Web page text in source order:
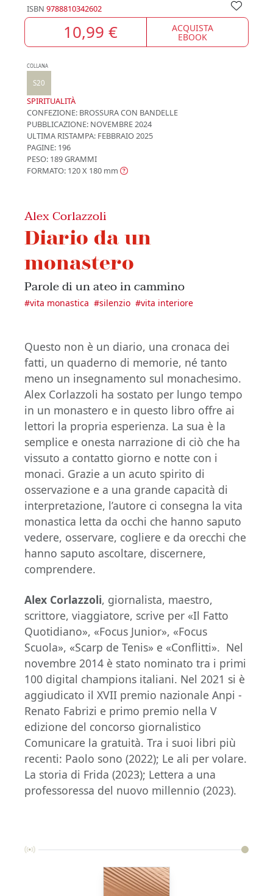
ISBN 9788810342602
10,99 € ACQUISTA
EBOOK
COLLANA
S20
SPIRITUALITÀ
CONFEZIONE: BROSSURA CON BANDELLE
PUBBLICAZIONE: NOVEMBRE 2024
ULTIMA RISTAMPA: FEBBRAIO 2025
PAGINE: 196
PESO: 189 GRAMMI
FORMATO: 120 X 180 mm
Alex Corlazzoli
Diario da un
monastero
Parole di un ateo in cammino
#vita monastica #silenzio #vita interiore
Questo non è un diario, una cronaca dei
fatti, un quaderno di memorie, né tanto
meno un insegnamento sul monachesimo.
Alex Corlazzoli ha sostato per lungo tempo
in un monastero e in questo libro offre ai
lettori la propria esperienza. La sua è la
semplice e onesta narrazione di ciò che ha
vissuto a contatto giorno e notte con i
monaci. Grazie a un acuto spirito di
osservazione e a una grande capacità di
interpretazione, l’autore ci consegna la vita
monastica letta da occhi che hanno saputo
vedere, osservare, cogliere e da orecchi che
han­no saputo ascoltare, discernere,
comprendere.
Alex Corlazzoli, giornalista, maestro,
scrittore, viaggiatore, scrive per «Il Fatto
Quotidiano», «Focus Junior», «Focus
Scuola», «Scarp de Tenis» e «Conflitti». Nel
novembre 2014 è stato nominato tra i primi
100 digital champions italiani. Nel 2021 si è
aggiudicato il XVII premio nazionale Anpi -
Renato Fabrizi e primo premio nella V
edizione del concorso giornalistico
Comunicare la gratuità. Tra i suoi libri più
recenti: Paolo sono (2022); Le ali per volare.
La storia di Frida (2023); Lettera a una
professoressa del nuovo millennio (2023).